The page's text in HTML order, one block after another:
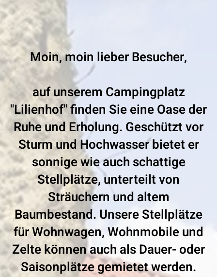
Moin, moin lieber Besucher,
auf unserem Campingplatz
"Lilienhof" finden Sie eine Oase der
Ruhe und Erholung. Geschützt vor
Sturm und Hochwasser bietet er
sonnige wie auch schattige
Stellplätze, unterteilt von
Sträuchern und altem
Baumbestand. Unsere Stellplätze
für Wohnwagen, Wohnmobile und
Zelte können auch als Dauer- oder
Saisonplätze gemietet werden.